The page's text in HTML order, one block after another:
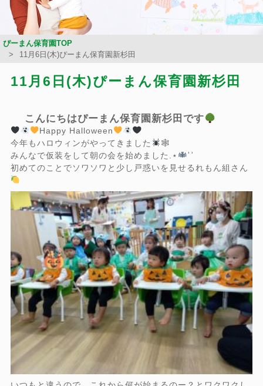
ぴーまん保育園TOP
11月6日(木)ぴーまん保育園新杉田
11月6日(木)ぴーまん保育園新杉田
こんにちはぴーまん保育園新杉田です
Happy Halloween
今年もハロウィンがやってきました
🕸︎
みんなで仮装をして朝の会を始めました
⋆
ʾʾ
初めてのことでソワソワと少し戸惑いを見せるれもん組さん